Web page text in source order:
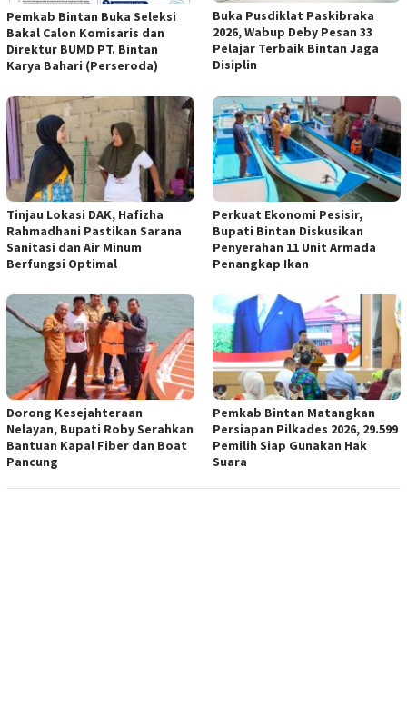
Pemkab Bintan Buka Seleksi
Bakal Calon Komisaris dan
Direktur BUMD PT. Bintan
Karya Bahari (Perseroda)
Buka Pusdiklat Paskibraka
2026, Wabup Deby Pesan 33
Pelajar Terbaik Bintan Jaga
Disiplin
Tinjau Lokasi DAK, Hafizha
Rahmadhani Pastikan Sarana
Sanitasi dan Air Minum
Berfungsi Optimal
Perkuat Ekonomi Pesisir,
Bupati Bintan Diskusikan
Penyerahan 11 Unit Armada
Penangkap Ikan
Dorong Kesejahteraan
Nelayan, Bupati Roby Serahkan
Bantuan Kapal Fiber dan Boat
Pancung
Pemkab Bintan Matangkan
Persiapan Pilkades 2026, 29.599
Pemilih Siap Gunakan Hak
Suara